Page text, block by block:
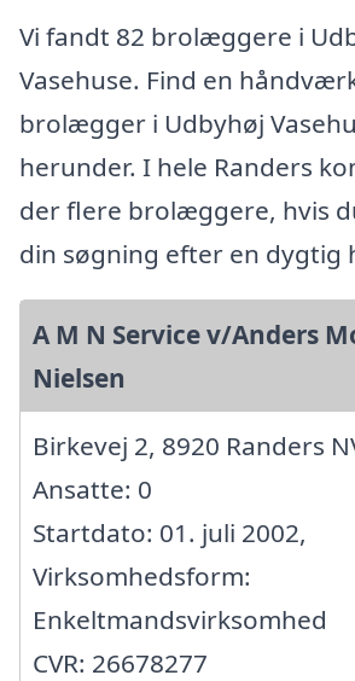
Vi fandt 82 brolæggere i
Vasehuse. Find en
brolægger i Udbyhøj
herunder. I hele Randers
der flere brolæggere, hvis
din søgning efter en dygtig
A M N Service v/Anders
Nielsen
Birkevej 2, 8920 Randers
Ansatte: 0
Startdato: 01. juli 2002,
Virksomhedsform:
Enkeltmandsvirksomhed
CVR: 26678277